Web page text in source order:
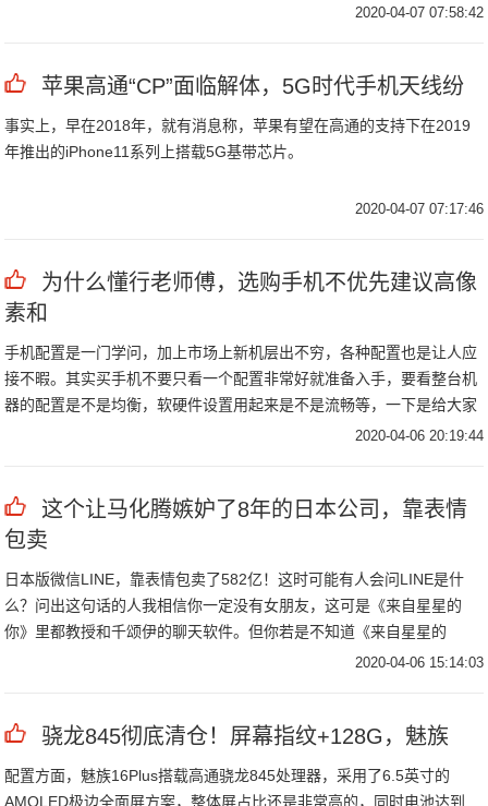
2020-04-07 07:58:42
苹果高通“CP”面临解体，5G时代手机天线纷
事实上，早在2018年，就有消息称，苹果有望在高通的支持下在2019
年推出的iPhone11系列上搭载5G基带芯片。
2020-04-07 07:17:46
为什么懂行老师傅，选购手机不优先建议高像
素和
手机配置是一门学问，加上市场上新机层出不穷，各种配置也是让人应
接不暇。其实买手机不要只看一个配置非常好就准备入手，要看整台机
器的配置是不是均衡，软硬件设置用起来是不是流畅等，一下是给大家
2020-04-06 20:19:44
这个让马化腾嫉妒了8年的日本公司，靠表情
包卖
日本版微信LINE，靠表情包卖了582亿！这时可能有人会问LINE是什
么？问出这句话的人我相信你一定没有女朋友，这可是《来自星星的
你》里都教授和千颂伊的聊天软件。但你若是不知道《来自星星的
你》，总该知道布朗熊。要是你还不知道布朗熊，你总该知道“周冬雨的
2020-04-06 15:14:03
骁龙845彻底清仓！屏幕指纹+128G，魅族
配置方面，魅族16Plus搭载高通骁龙845处理器，采用了6.5英寸的
AMOLED极边全面屏方案，整体屏占比还是非常高的，同时电池达到